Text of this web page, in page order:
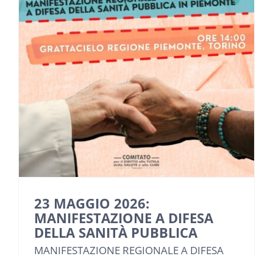
NEWS
INIZIATIVE
CONTATTI
AREA RISERVATA BENEFICIARI
AREA RISERVATA AZIENDE
23 MAGGIO 2026:
MANIFESTAZIONE A DIFESA
DELLA SANITÀ PUBBLICA
MANIFESTAZIONE REGIONALE A DIFESA